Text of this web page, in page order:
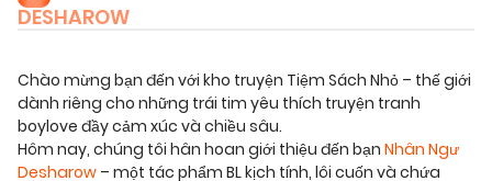
DESHAROW
Chào mừng bạn đến với kho truyện Tiệm Sách Nhỏ – thế giới
dành riêng cho những trái tim yêu thích truyện tranh
boylove đầy cảm xúc và chiều sâu.
Hôm nay, chúng tôi hân hoan giới thiệu đến bạn Nhân Ngư
Desharow – một tác phẩm BL kịch tính, lôi cuốn và chứa